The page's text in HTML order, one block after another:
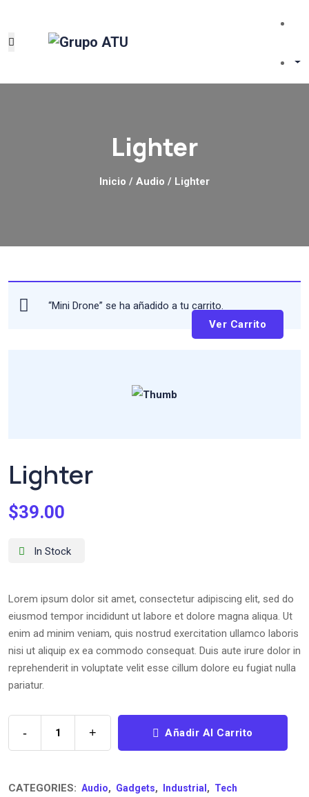
Lighter
Inicio / Audio / Lighter
“Mini Drone” se ha añadido a tu carrito.
Ver Carrito
Lighter
$39.00
In Stock
Lorem ipsum dolor sit amet, consectetur adipiscing elit, sed do
eiusmod tempor incididunt ut labore et dolore magna aliqua. Ut
enim ad minim veniam, quis nostrud exercitation ullamco laboris
nisi ut aliquip ex ea commodo consequat. Duis aute irure dolor in
reprehenderit in voluptate velit esse cillum dolore eu fugiat nulla
pariatur.
- + Añadir Al Carrito
CATEGORIES: Audio, Gadgets, Industrial , Tech